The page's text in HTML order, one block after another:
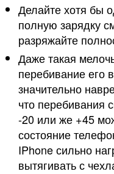
Делайте хотя бы
полную зарядку
разряжайте
Даже такая
перебивание его
значительно
что перебивания
-20 или же +45
состояние
IPhone сильно
вытягивать с